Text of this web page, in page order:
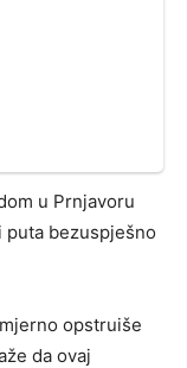
u Prnjavoru
bezuspješno
opstruiše
da ovaj